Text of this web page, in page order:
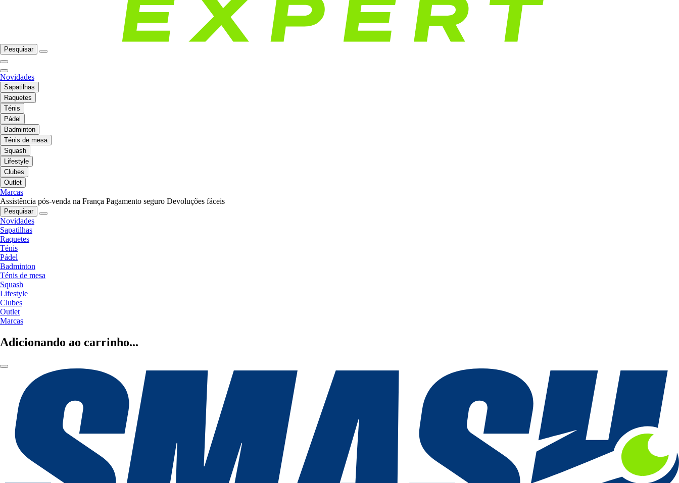
Pesquisar
Novidades
Sapatilhas
Raquetes
Ténis
Pádel
Badminton
Ténis de mesa
Squash
Lifestyle
Clubes
Outlet
Marcas
Assistência pós-venda na França Pagamento seguro Devoluções fáceis
Pesquisar
Novidades
Sapatilhas
Raquetes
Ténis
Pádel
Badminton
Ténis de mesa
Squash
Lifestyle
Clubes
Outlet
Marcas
Adicionando ao carrinho...